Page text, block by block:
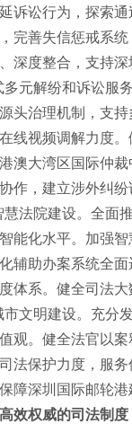
诉讼行为，探索
完善失信惩戒系
深度整合，支持深
解纷和诉讼服务
头治理机制，支
线视频调解力度
澳大湾区国际仲
作，建立涉外纠
院建设。全面推
能化水平。加强
辅助办案系统全
体系。健全司法大
明建设。充分发
观。健全法官以
法保护力度，服
障深圳国际邮轮港
权威的司法制度